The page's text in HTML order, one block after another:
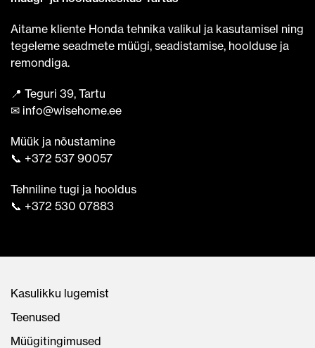
Aitame kliente Honda tehnika valikul ja kasutamisel ning
tegeleme seadmete müügi, seadistamise, hoolduse ja
remondiga.
📍 Teguri 39, Tartu
✉ info@wisehome.ee
Müük ja nõustamine
📞 +372 537 90057
Tehniline tugi ja hooldus
📞 +372 530 07883
Kasulikku lugemist
Teenused
Müügitingimused